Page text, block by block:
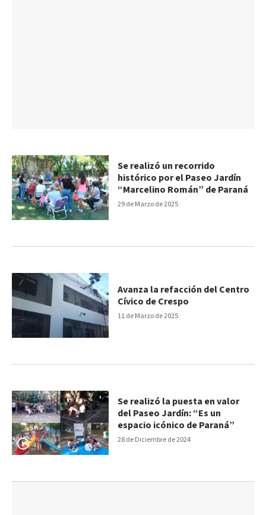
29 de Marzo de 2025
Se realizó un recorrido
histórico por el Paseo Jardín
“Marcelino Román” de Paraná
11 de Marzo de 2025
Avanza la refacción del Centro
Cívico de Crespo
28 de Diciembre de 2024
Se realizó la puesta en valor
del Paseo Jardín: “Es un
espacio icónico de Paraná”